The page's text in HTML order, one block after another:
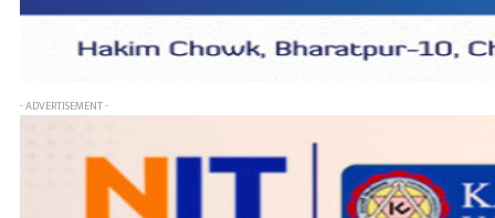
- ADVERTISEMENT -